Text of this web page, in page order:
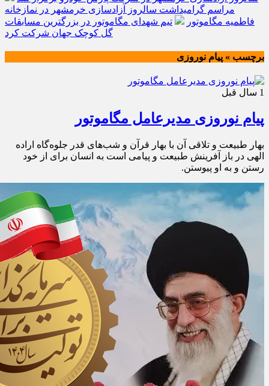
مراسم گرامیداشت سالروز آزادسازی خرمشهر در نمازخانه
فاطمیه مگاموتور
تیم شهدای مگاموتور در بزرگترین مسابقات
گل کوچک جهان شرکت کرد
برچسب » پیام نوروزی
1 سال قبل
پیام نوروزی مدیرعامل مگاموتور
بهار طبیعت و تلاقی آن با بهار قرآن و شب‌های قدر جلوه‌گاه اراده
الهی در باز آفرینش طبیعت و پیامی است به انسان برای از خود
رستن و به او پیوستن.